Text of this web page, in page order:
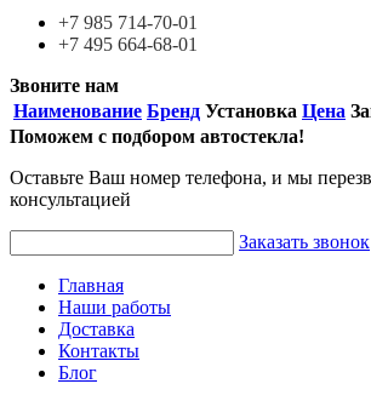
+7 985 714-70-01
+7 495 664-68-01
Звоните нам
Наименование Бренд Установка Цена
Поможем с подбором автостекла!
Оставьте Ваш номер телефона, и мы
консультацией
Заказать звонок
Главная
Наши работы
Доставка
Контакты
Блог